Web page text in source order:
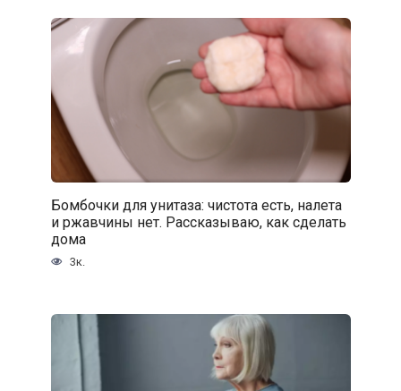
Бомбочки для унитаза: чистота есть, налета
и ржавчины нет. Рассказываю, как сделать
дома
3к.